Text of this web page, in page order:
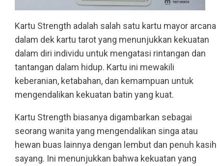
Kartu Strength adalah salah satu kartu mayor arcana
dalam dek kartu tarot yang menunjukkan kekuatan
dalam diri individu untuk mengatasi rintangan dan
tantangan dalam hidup. Kartu ini mewakili
keberanian, ketabahan, dan kemampuan untuk
mengendalikan kekuatan batin yang kuat.
Kartu Strength biasanya digambarkan sebagai
seorang wanita yang mengendalikan singa atau
hewan buas lainnya dengan lembut dan penuh kasih
sayang. Ini menunjukkan bahwa kekuatan yang